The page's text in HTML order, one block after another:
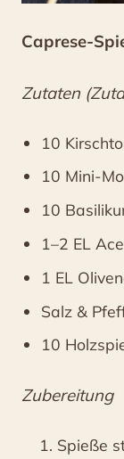
Caprese-
Zutaten
10
10 Mini-
10
1–2 EL
1 EL
Salz &
10
Zubereitung
Spieße